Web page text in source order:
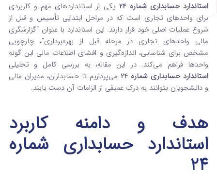
استاندارد حسابداری شماره 24
یکی از استانداردهای مهم و کاربردی
برای واحدهای تجاری است که در مراحل ابتدایی تأسیس و قبل از
شروع عملیات اصلی خود قرار دارند. این استاندارد با عنوان “گزارشگری
مالی واحدهای تجاری در مرحله قبل از بهره‌برداری”، چارچوبی
مشخص برای شناسایی، اندازه‌گیری و افشای اطلاعات مالی این گونه
واحدها فراهم می‌کند. در این مقاله، به بررسی کامل و تحلیلی
استاندارد حسابداری شماره 24
می‌پردازیم تا حسابداران، مدیران مالی
و دانشجویان بتوانند به درک عمیقی از الزامات آن دست یابند.
هدف و دامنه کاربرد
استاندارد حسابداری شماره
24